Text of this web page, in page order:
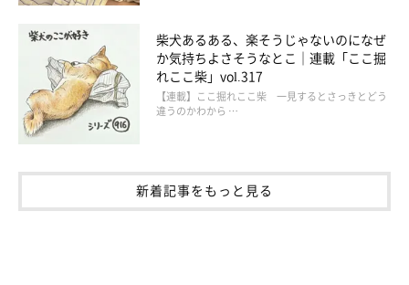
なでてアピールをするエルちゃん。
@niko71212202
エルちゃんの優しさが垣間見えるエピソードは、ほかにも。飼い
主さんが夫と“無言の喧嘩”をしたときは、エルちゃんが夫のそば
柴犬あるある、楽そうじゃないのになぜ
か気持ちよさそうなとこ｜連載「ここ掘
れここ柴」vol.317
【連載】ここ掘れここ柴 一見するとさっきとどう
違うのかわから …
新着記事をもっと見る